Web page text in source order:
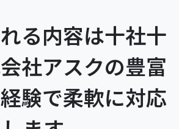
る内容は十社十
社アスクの豊富
験で柔軟に対応